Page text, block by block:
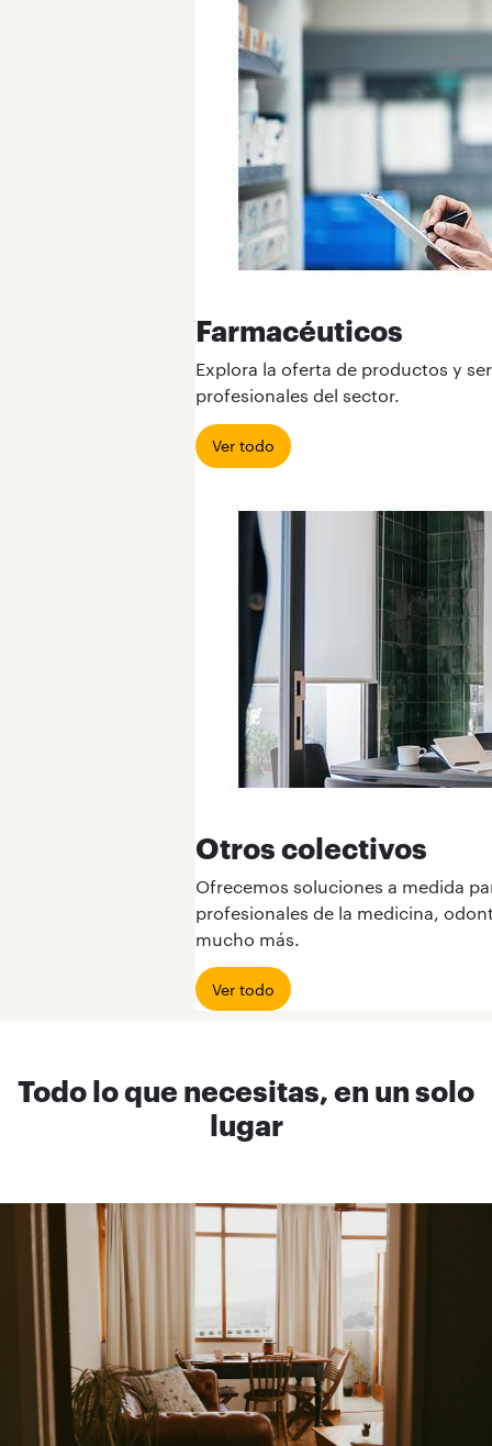
Farmacéuticos
Explora la oferta de productos y
profesionales del sector.
Ver todo
Otros colectivos
Ofrecemos soluciones a medida
profesionales de la medicina,
mucho más.
Ver todo
Todo lo que necesitas, en un solo
lugar